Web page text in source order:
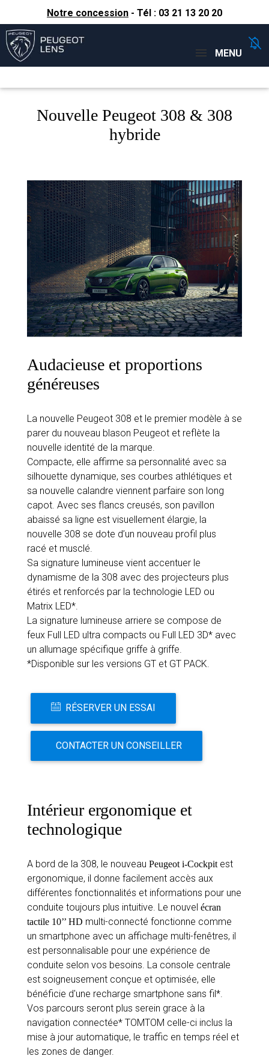
Notre concession - Tél : 03 21 13 20 20
Concessions
MENU
Nouvelle Peugeot 308 & 308
hybride
Audacieuse et proportions
généreuses
La nouvelle Peugeot 308 et le premier modèle à se
parer du nouveau blason Peugeot et reflète la
nouvelle identité de la marque.
Compacte, elle affirme sa personnalité avec sa
silhouette dynamique, ses courbes athlétiques et
sa nouvelle calandre viennent parfaire son long
capot. Avec ses flancs creusés, son pavillon
abaissé sa ligne est visuellement élargie, la
nouvelle 308 se dote d’un nouveau profil plus
racé et musclé.
Sa signature lumineuse vient accentuer le
dynamisme de la 308 avec des projecteurs plus
étirés et renforcés par la technologie LED ou
Matrix LED*.
La signature lumineuse arriere se compose de
feux Full LED ultra compacts ou Full LED 3D* avec
un allumage spécifique griffe à griffe.
*Disponible sur les versions GT et GT PACK.
RÉSERVER UN ESSAI
CONTACTER UN CONSEILLER
Intérieur ergonomique et
technologique
A bord de la 308, le nouveau Peugeot i-Cockpitest
ergonomique, il donne facilement accès aux
différentes fonctionnalités et informations pour une
conduite toujours plus intuitive. Le nouvel écran
tactile 10’’ HD multi-connecté fonctionne comme
un smartphone avec un affichage multi-fenêtres, il
est personnalisable pour une expérience de
conduite selon vos besoins. La console centrale
est soigneusement conçue et optimisée, elle
bénéficie d'une recharge smartphone sans fil*.
Vos parcours seront plus serein grace à la
navigation connectée* TOMTOM celle-ci inclus la
mise à jour automatique, le traffic en temps réel et
les zones de danger.